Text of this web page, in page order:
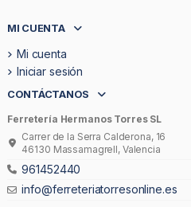
MI CUENTA
Mi cuenta
Iniciar sesión
CONTÁCTANOS
Ferretería Hermanos Torres SL
Carrer de la Serra Calderona, 16
46130 Massamagrell, Valencia
961452440
info@ferreteriatorresonline.es